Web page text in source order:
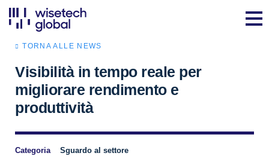
TORNA ALLE NEWS
Visibilità in tempo reale per
migliorare rendimento e
produttività
Categoria
Sguardo al settore